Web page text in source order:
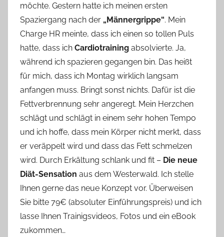
möchte. Gestern hatte ich meinen ersten
Spaziergang nach der „Männergrippe“. Mein
Charge HR meinte, dass ich einen so tollen Puls
hatte, dass ich Cardiotraining absolvierte. Ja,
während ich spazieren gegangen bin. Das heißt
für mich, dass ich Montag wirklich langsam
anfangen muss. Bringt sonst nichts. Dafür ist die
Fettverbrennung sehr angeregt. Mein Herzchen
schlägt und schlägt in einem sehr hohen Tempo
und ich hoffe, dass mein Körper nicht merkt, dass
er veräppelt wird und dass das Fett schmelzen
wird. Durch Erkältung schlank und fit – Die neue
Diät-Sensation aus dem Westerwald. Ich stelle
Ihnen gerne das neue Konzept vor. Überweisen
Sie bitte 79€ (absoluter Einführungspreis) und ich
lasse Ihnen Trainigsvideos, Fotos und ein eBook
zukommen…